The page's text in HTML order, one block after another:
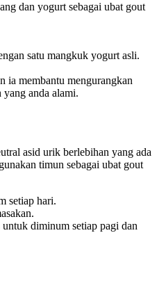
dan yogurt sebagai ubat gout
satu mangkuk yogurt asli.
ia membantu mengurangkan
yang anda alami.
asid urik berlebihan yang ada
timun sebagai ubat gout
setiap hari.
diminum setiap pagi dan